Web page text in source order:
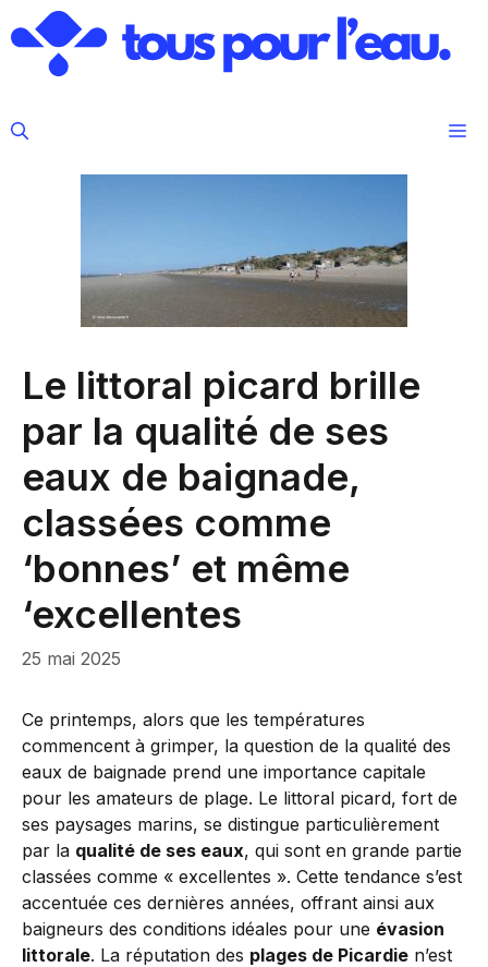
au
contenu
Le littoral picard brille
par la qualité de ses
eaux de baignade,
classées comme
‘bonnes’ et même
‘excellentes
25 mai 2025
Ce printemps, alors que les températures
commencent à grimper, la question de la qualité des
eaux de baignade prend une importance capitale
pour les amateurs de plage. Le littoral picard, fort de
ses paysages marins, se distingue particulièrement
par la qualité de ses eaux, qui sont en grande partie
classées comme « excellentes ». Cette tendance s’est
accentuée ces dernières années, offrant ainsi aux
baigneurs des conditions idéales pour une évasion
littorale. La réputation des plages de Picardie n’est